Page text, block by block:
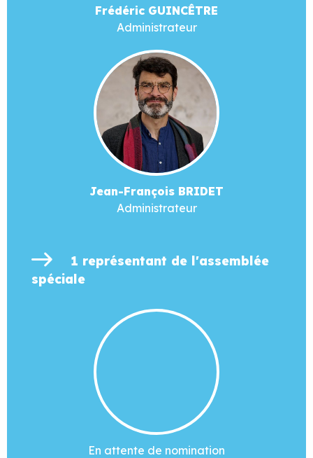
Frédéric GUINCÊTRE
Administrateur
Jean-François BRIDET
Administrateur
1 représentant de l'assemblée
spéciale
En attente de nomination